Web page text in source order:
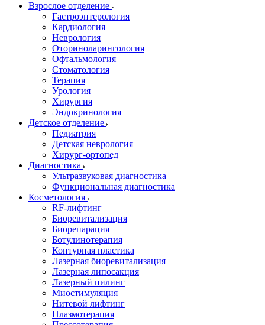
Взрослое отделение
Гастроэнтерология
Кардиология
Неврология
Оториноларингология
Офтальмология
Стоматология
Терапия
Урология
Хирургия
Эндокринология
Детское отделение
Педиатрия
Детская неврология
Хирург-ортопед
Диагностика
Ультразвуковая диагностика
Функциональная диагностика
Косметология
RF-лифтинг
Биоревитализация
Биорепарация
Ботулинотерапия
Контурная пластика
Лазерная биоревитализация
Лазерная липосакция
Лазерный пилинг
Миостимуляция
Нитевой лифтинг
Плазмотерапия